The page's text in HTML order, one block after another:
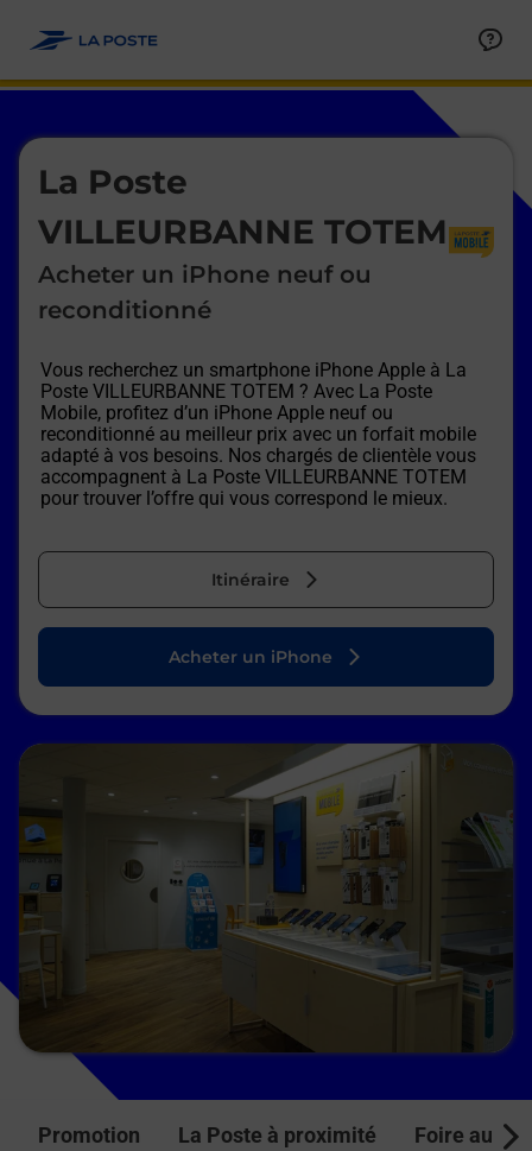
La Poste
VILLEURBANNE TOTEM
Acheter un iPhone neuf ou
reconditionné
Vous recherchez un smartphone iPhone Apple à La
Poste VILLEURBANNE TOTEM ? Avec La Poste
Mobile, profitez d’un iPhone Apple neuf ou
reconditionné au meilleur prix avec un forfait mobile
adapté à vos besoins. Nos chargés de clientèle vous
accompagnent à La Poste VILLEURBANNE TOTEM
pour trouver l’offre qui vous correspond le mieux.
Itinéraire
Le lien s'ouvre dans un nouvel onglet
Acheter un iPhone
Promotion La Poste à proximité Foire aux